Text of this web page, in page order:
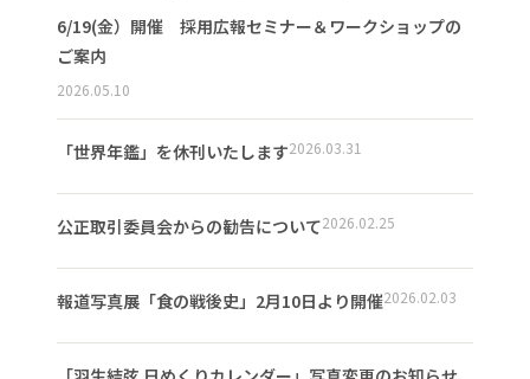
6/19(金）開催 採用広報セミナー＆ワークショップの
ご案内
2026.05.10
「世界年鑑」を休刊いたします2026.03.31
公正取引委員会からの勧告について2026.02.25
報道写真展「食の戦後史」2月10日より開催2026.02.03